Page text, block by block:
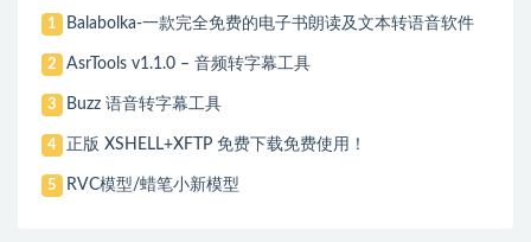
1 Balabolka-一款完全免费的电子书朗读及文本转语音软件
2 AsrTools v1.1.0 – 音频转字幕工具
3 Buzz 语音转字幕工具
4 正版 XSHELL+XFTP 免费下载免费使用！
5 RVC模型/蜡笔小新模型